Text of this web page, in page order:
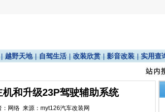
|越野天地 |自驾生活 |改装欣赏 |影音改装 |实用查
和升级23P驾驶辅助系统
：网络 来源：myt126汽车改装网